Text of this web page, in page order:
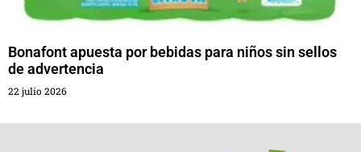
Bonafont apuesta por bebidas para niños sin sellos
de advertencia
22 julio 2026